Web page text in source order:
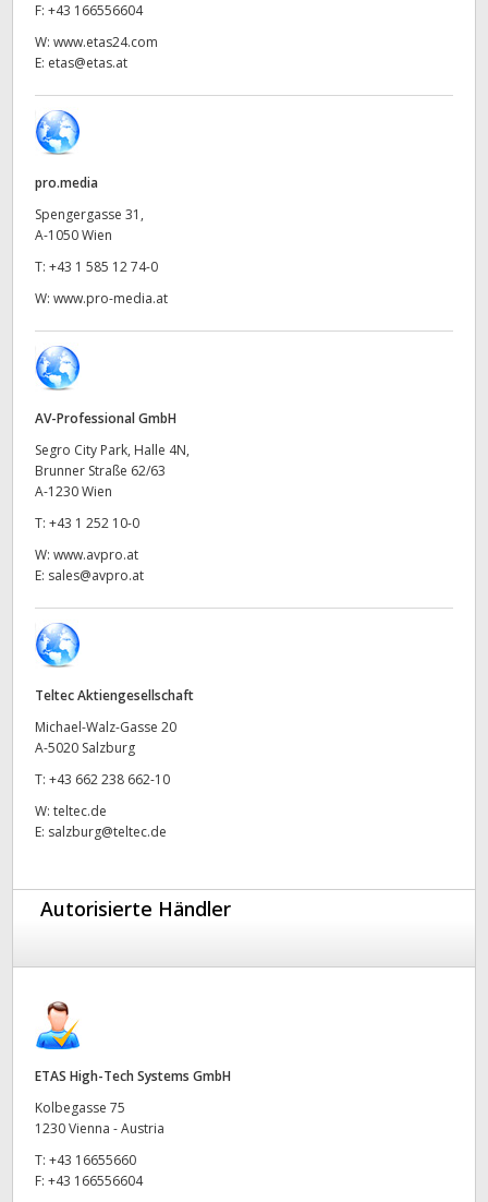
New Zealand
Norway
Singapore
Spain
Turkey
UAE
United Kingdom
F: +43 166556604
W: www.etas24.com
E: etas@etas.at
pro.media
Spengergasse 31,
A-1050 Wien
T: +43 1 585 12 74-0
W: www.pro-media.at
AV-Professional GmbH
Segro City Park, Halle 4N,
Brunner Straße 62/63
A-1230 Wien
T: +43 1 252 10-0
W: www.avpro.at
E: sales@avpro.at
Teltec Aktiengesellschaft
Michael-Walz-Gasse 20
A-5020 Salzburg
T: +43 662 238 662-10
W: teltec.de
E: salzburg@teltec.de
Autorisierte Händler
ETAS High-Tech Systems GmbH
Kolbegasse 75
1230 Vienna - Austria
T: +43 16655660
F: +43 166556604